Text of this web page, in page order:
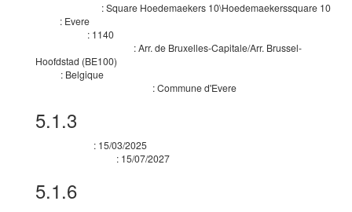
:Square Hoedemaekers 10\Hoedemaekerssquare 10
: Evere
: 1140
:Arr. de Bruxelles-Capitale/Arr. Brussel-
Hoofdstad (BE100)
: Belgique
:Commune d'Evere
5.1.3
: 15/03/2025
: 15/07/2027
5.1.6